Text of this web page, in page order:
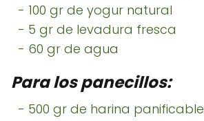
- 100 gr de yogur natural
- 5 gr de levadura fresca
- 60 gr de agua
Para los panecillos:
- 500 gr de harina panificable